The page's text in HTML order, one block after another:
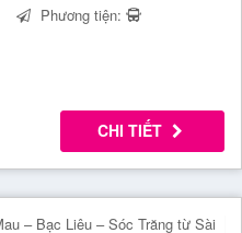
Phương tiện:
CHI TIẾT